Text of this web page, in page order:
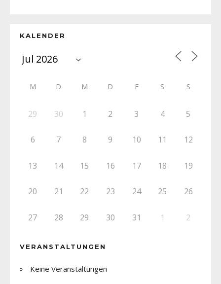
KALENDER
M D M D F S S
29 30 1 2 3 4 5
6 7 8 9 10 11 12
13 14 15 16 17 18 19
20 21 22 23 24 25 26
27 28 29 30 31 1 2
VERANSTALTUNGEN
Keine Veranstaltungen